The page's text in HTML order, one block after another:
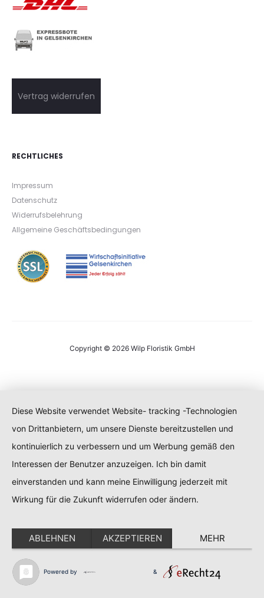
Vertrag widerrufen
RECHTLICHES
Impressum
Datenschutz
Widerrufsbelehrung
Allgemeine Geschäftsbedingungen
Copyright © 2026 Wilp Floristik GmbH
Diese Website verwendet Website- tracking -Technologien
von Drittanbietern, um unsere Dienste bereitzustellen und
kontinuierlich zu verbessern und um Werbung gemäß den
Interessen der Benutzer anzuzeigen. Ich bin damit
einverstanden und kann meine Einwilligung jederzeit mit
Wirkung für die Zukunft widerrufen oder ändern.
ABLEHNEN AKZEPTIEREN MEHR
Powered by &